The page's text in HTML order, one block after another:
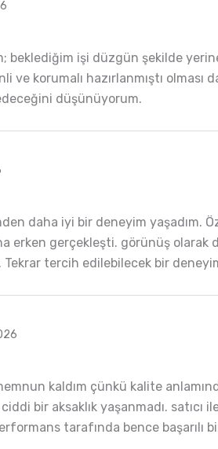
beklediğim işi düzgün şekilde
korumalı hazırlanmıştı olması
düşünüyorum.
daha iyi bir deneyim yaşadım.
erken gerçekleşti. görünüş olarak
tercih edilebilecek bir
kaldım çünkü kalite
bir aksaklık yaşanmadı. satıcı
tarafında bence başarılı